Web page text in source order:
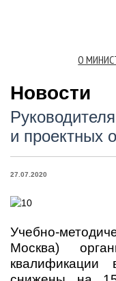
О
Новости
и проектных
27.07.2020
Учебно-
Москва)